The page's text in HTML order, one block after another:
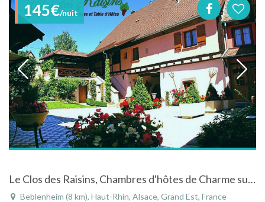
145€/nuit
Le Clos des Raisins, Chambres d'hôtes de Charme sur la Route des Vins à 2km de Riquewihr
Beblenheim (8 km), Haut-Rhin, Alsace, Grand Est, France